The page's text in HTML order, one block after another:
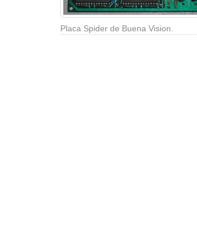
Placa Spider de Buena Vision.